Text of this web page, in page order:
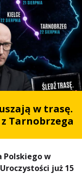
w trasę.
Tarnobrzega
Polskiego w
już 15